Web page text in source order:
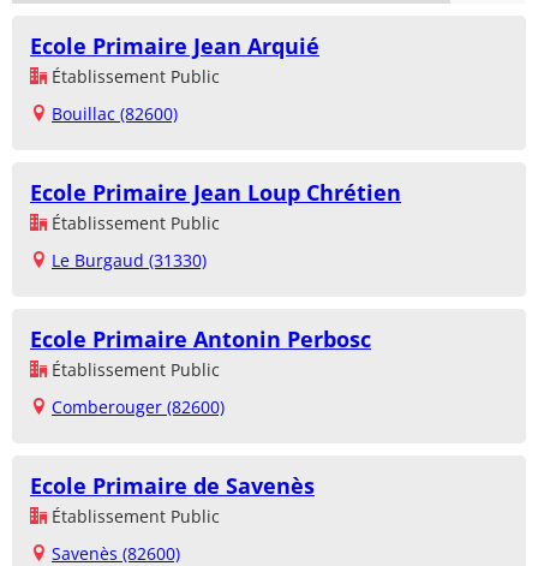
Ecole Primaire Jean Arquié
Établissement Public
Bouillac (82600)
Ecole Primaire Jean Loup Chrétien
Établissement Public
Le Burgaud (31330)
Ecole Primaire Antonin Perbosc
Établissement Public
Comberouger (82600)
Ecole Primaire de Savenès
Établissement Public
Savenès (82600)